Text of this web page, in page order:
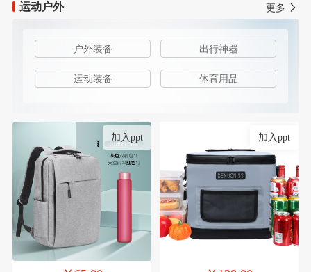
运动户外
更多
户外装备 出行神器
运动装备 体育用品
加入ppt 加入ppt